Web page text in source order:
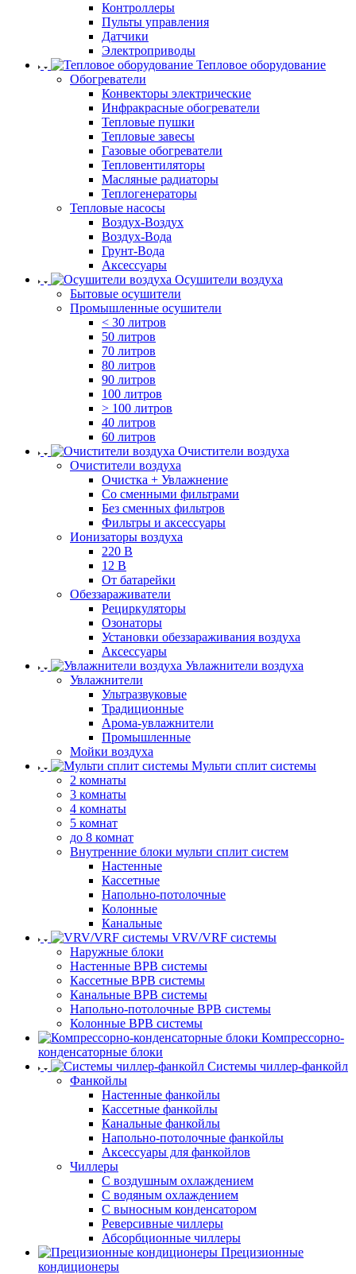
Контроллеры
Пульты управления
Датчики
Электроприводы
Тепловое оборудование
Обогреватели
Конвекторы электрические
Инфракрасные обогреватели
Тепловые пушки
Тепловые завесы
Газовые обогреватели
Тепловентиляторы
Масляные радиаторы
Теплогенераторы
Тепловые насосы
Воздух-Воздух
Воздух-Вода
Грунт-Вода
Аксессуары
Осушители воздуха
Бытовые осушители
Промышленные осушители
< 30 литров
50 литров
70 литров
80 литров
90 литров
100 литров
> 100 литров
40 литров
60 литров
Очистители воздуха
Очистители воздуха
Очистка + Увлажнение
Cо сменными фильтрами
Без сменных фильтров
Фильтры и аксессуары
Ионизаторы воздуха
220 В
12 В
От батарейки
Обеззараживатели
Рециркуляторы
Озонаторы
Установки обеззараживания воздуха
Аксессуары
Увлажнители воздуха
Увлажнители
Ультразвуковые
Традиционные
Арома-увлажнители
Промышленные
Мойки воздуха
Мульти сплит системы
2 комнаты
3 комнаты
4 комнаты
5 комнат
до 8 комнат
Внутренние блоки мульти сплит систем
Настенные
Кассетные
Напольно-потолочные
Колонные
Канальные
VRV/VRF системы
Наружные блоки
Настенные ВРВ системы
Кассетные ВРВ системы
Канальные ВРВ системы
Напольно-потолочные ВРВ системы
Колонные ВРВ системы
Компрессорно-
конденсаторные блоки
Системы чиллер-фанкойл
Фанкойлы
Настенные фанкойлы
Кассетные фанкойлы
Канальные фанкойлы
Напольно-потолочные фанкойлы
Аксессуары для фанкойлов
Чиллеры
С воздушным охлаждением
С водяным охлаждением
С выносным конденсатором
Реверсивные чиллеры
Абсорбционные чиллеры
Прецизионные
кондиционеры